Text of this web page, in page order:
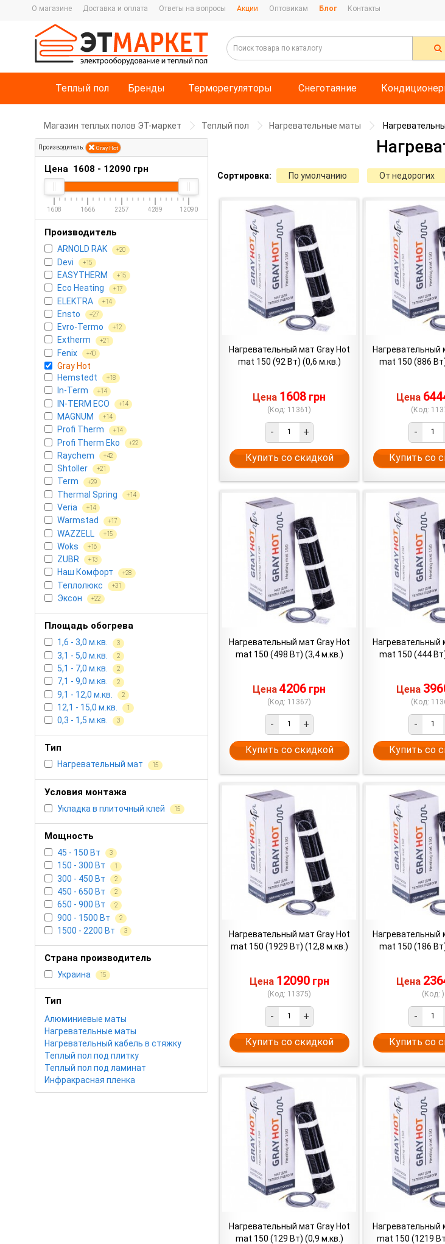
О магазине Доставка и оплата Ответы на вопросы Акции Оптовикам Блог Контакты
Теплый пол Бренды Терморегуляторы Снеготаяние
Магазин теплых полов ЭТ-маркет Теплый пол Нагревательные маты
Производитель: Gray Hot
Цена 1608 - 12090 грн
1608 1666 2257 4289 12090
Производитель
ARNOLD RAK +20
Devi +15
EASYTHERM +15
Eco Heating +17
ELEKTRA +14
Ensto +27
Evro-Termo +12
Extherm +21
Fenix +40
Gray Hot
Hemstedt
+18
In-Term +14
IN-TERM ECO +14
MAGNUM +14
Profi Therm +14
Profi Therm Eko +22
Raychem +42
Shtoller +21
Term +29
Thermal Spring +14
Veria +14
Warmstad +17
WAZZELL +15
Woks +16
ZUBR +13
Наш Комфорт +28
Теплолюкс +31
Эксон +22
Площадь обогрева
1,6 - 3,0 м.кв. 3
3,1 - 5,0 м.кв. 2
5,1 - 7,0 м.кв. 2
7,1 - 9,0 м.кв. 2
9,1 - 12,0 м.кв. 2
12,1 - 15,0 м.кв. 1
0,3 - 1,5 м.кв. 3
Тип
Нагревательный мат 15
Условия монтажа
Укладка в плиточный клей 15
Мощность
45 - 150 Вт 3
150 - 300 Вт 1
300 - 450 Вт 2
450 - 650 Вт 2
650 - 900 Вт 2
900 - 1500 Вт 2
1500 - 2200 Вт 3
Страна производитель
Украина 15
Тип
Алюминиевые маты
Нагревательные маты
Нагревательный кабель в стяжку
Теплый пол под плитку
Теплый пол под ламинат
Инфракрасная пленка
Сортировка: По умолчанию От недорогих
Нагревательный мат Gray Hot
mat 150 (92 Вт) (0,6 м.кв.)
Цена 1608 грн
(Код: 11361)
- +
Купить со скидкой
Нагревательный
mat 150 (886
Цена
(Код:
-
Купить со
Нагревательный мат Gray Hot
mat 150 (498 Вт) (3,4 м.кв.)
Цена4206 грн
(Код: 11367)
- +
Купить со скидкой
Нагревательный
mat 150 (444
Цена
(Код:
-
Купить со
Нагревательный мат Gray Hot
mat 150 (1929 Вт) (12,8 м.кв.)
Цена 12090 грн
(Код: 11375)
- +
Купить со скидкой
Нагревательный
mat 150 (186
Цена
(Код: )
-
Купить со
Нагревательный мат Gray Hot
mat 150 (129 Вт) (0,9 м.кв.)
Нагревательный
mat 150 (1219